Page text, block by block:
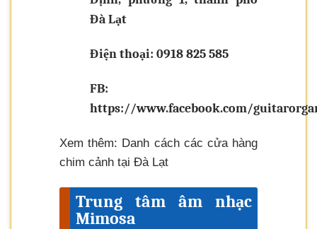
Đà Lạt
Điện thoại: 0918 825 585
FB:
https://www.facebook.com/
Xem thêm: Danh cách các cửa hàng
chim cảnh tại Đà Lạt
Trung tâm âm nhạc
Mimosa